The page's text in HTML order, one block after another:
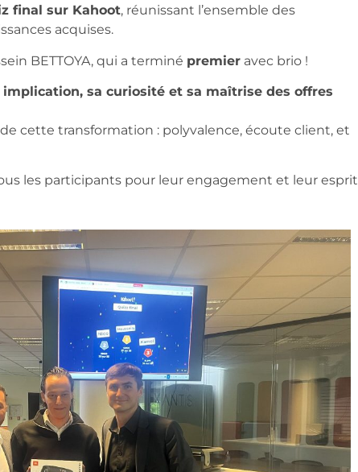
final sur Kahoot, réunissant l’ensemble des
acquises.
BETTOYA, qui a terminé premier avec brio !
sa curiosité et sa maîtrise des offres
cette transformation : polyvalence, écoute client, et
les participants pour leur engagement et leur esprit